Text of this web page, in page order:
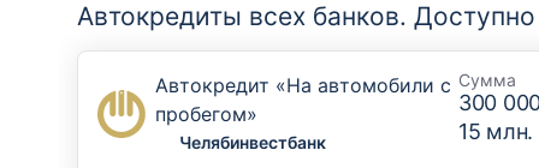
Автокредиты всех банков.
Автокредит «На автомобили с
пробегом»
Челябинвестбанк
Сумма
300
15